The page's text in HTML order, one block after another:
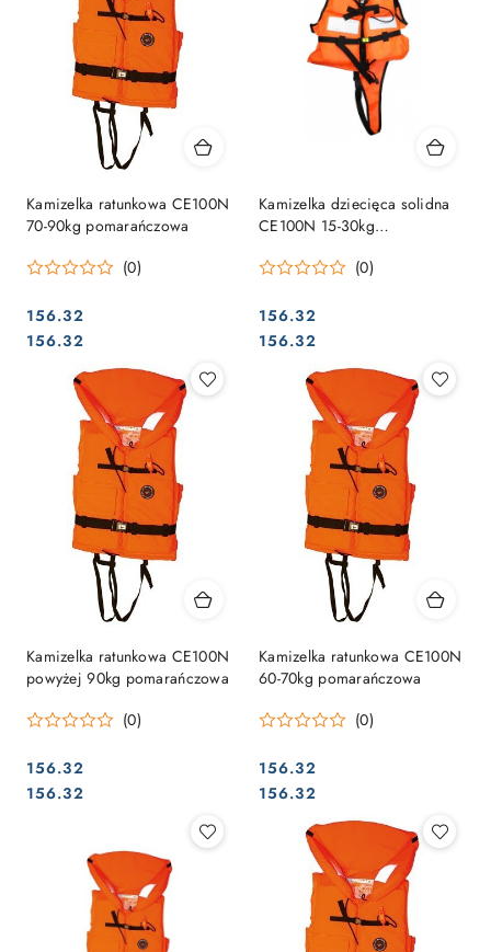
Kamizelka ratunkowa CE100N
70-90kg pomarańczowa
(0)
Cena:
156.32
Cena:
156.32
Kamizelka dziecięca solidna
CE100N 15-30kg
(0)
Cena:
156.32
Cena:
156.32
Kamizelka ratunkowa CE100N
powyżej 90kg pomarańczowa
(0)
Cena:
156.32
Cena:
156.32
Kamizelka ratunkowa CE100N
60-70kg pomarańczowa
(0)
Cena:
156.32
Cena:
156.32